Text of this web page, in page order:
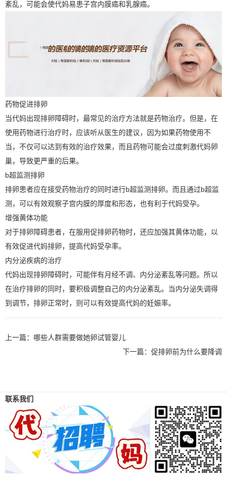
紊乱，可能会使代妈易患子宫内膜癌和乳腺癌。
药物促进排卵
当代妈出现排卵障碍时，最常见的治疗方法就是药物治疗。但是，在
使用药物进行治疗时，应该听从医生的建议，因为如果药物使用不
当，不仅可以达到有效的治疗效果，而且药物可能会过度刺激代妈卵
巢，导致更严重的后果。
b超监测排卵
排卵患者应在接受药物治疗的同时进行b超监测排卵。而且通过b超监
测，可以有效观察子宫内膜的厚度和形态，也有利于代妈受孕。
增强黄体功能
对于排卵障碍患者，在服用促排卵药物时，还应加强其黄体功能，以
有效促进代妈排卵，提高代妈受孕率。
内分泌疾病的治疗
代妈出现排卵障碍时，可能伴有月经不调、内分泌紊乱等问题。所以
在治疗排卵的同时，要积极调整自己的内分泌紊乱。当内分泌失调得
到调节，排卵正常时，则可以有效提高代妈的妊娠率。
上一篇： 哪些人群需要做她卵试管婴儿
下一篇： 促排卵前为什么要降调
联系我们